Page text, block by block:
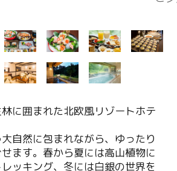
に囲まれた北欧風リゾートホテ
自然に包まれながら、ゆったり
ます。春から夏には高山植物に
ッキング、冬には白銀の世界を